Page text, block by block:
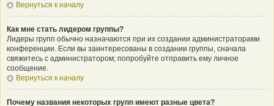
Вернуться к началу
Как мне стать лидером группы?
Лидеры групп обычно назначаются при их создании администраторами
конференции. Если вы заинтересованы в создании группы, сначала
свяжитесь с администратором; попробуйте отправить ему личное
сообщение.
Вернуться к началу
Почему названия некоторых групп имеют разные цвета?